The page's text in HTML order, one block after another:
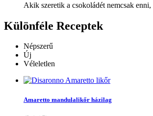
Akik szeretik a csokoládét nemcsak
Különféle Receptek
Népszerű
Új
Véleletlen
Amaretto mandulalikőr házilag